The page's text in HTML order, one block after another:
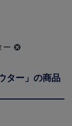
ー
ター」の商品